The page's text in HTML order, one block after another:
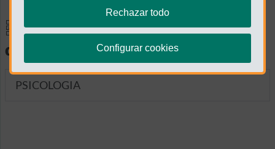
Especialidades y pruebas
diagnósticas
PSICOLOGIA
cookies en cualquier momento en la sección
Rechazar todo
Configurar cookies